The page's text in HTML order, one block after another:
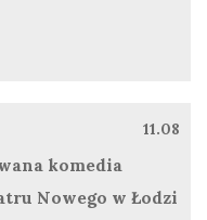
komedia
Nowego w Łodzi
11.08